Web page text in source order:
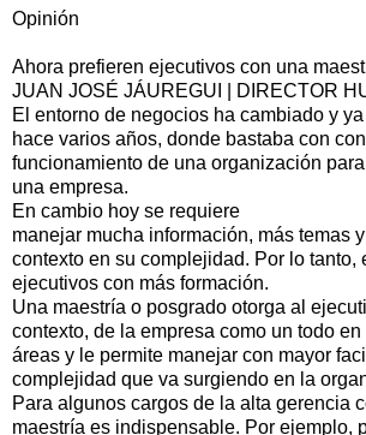
Opinión
Ahora prefieren ejecutivos con una
JUAN JOSÉ JÁUREGUI | DIRECTOR
El entorno de negocios ha cambiado y
hace varios años, donde bastaba con
funcionamiento de una organización
una empresa.
En cambio hoy se requiere
manejar mucha información, más temas
contexto en su complejidad. Por lo tanto,
ejecutivos con más formación.
Una maestría o posgrado otorga al
contexto, de la empresa como un todo
áreas y le permite manejar con mayor
complejidad que va surgiendo en la
Para algunos cargos de la alta gerencia
maestría es indispensable. Por ejemplo,